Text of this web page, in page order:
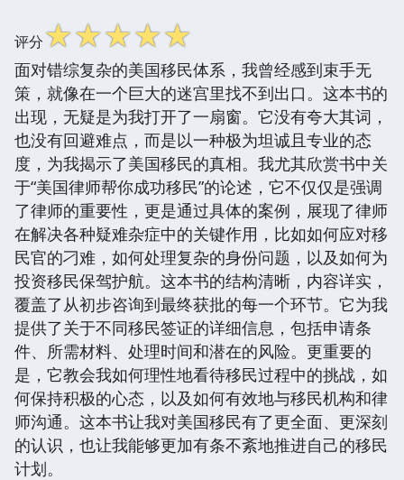
评分☆☆☆☆☆
面对错综复杂的美国移民体系，我曾经感到束手无
策，就像在一个巨大的迷宫里找不到出口。这本书的
出现，无疑是为我打开了一扇窗。它没有夸大其词，
也没有回避难点，而是以一种极为坦诚且专业的态
度，为我揭示了美国移民的真相。我尤其欣赏书中关
于“美国律师帮你成功移民”的论述，它不仅仅是强调
了律师的重要性，更是通过具体的案例，展现了律师
在解决各种疑难杂症中的关键作用，比如如何应对移
民官的刁难，如何处理复杂的身份问题，以及如何为
投资移民保驾护航。这本书的结构清晰，内容详实，
覆盖了从初步咨询到最终获批的每一个环节。它为我
提供了关于不同移民签证的详细信息，包括申请条
件、所需材料、处理时间和潜在的风险。更重要的
是，它教会我如何理性地看待移民过程中的挑战，如
何保持积极的心态，以及如何有效地与移民机构和律
师沟通。这本书让我对美国移民有了更全面、更深刻
的认识，也让我能够更加有条不紊地推进自己的移民
计划。